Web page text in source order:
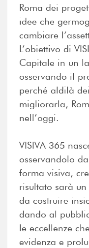
Roma dei
idee che
cambiare
L’obiettivo di
Capitale in un
osservando il
perché aldilà
migliorarla,
nell’oggi.
VISIVA 365
osservandolo
forma visiva,
risultato sarà
da costruire
dando al
le eccellenze
evidenza e